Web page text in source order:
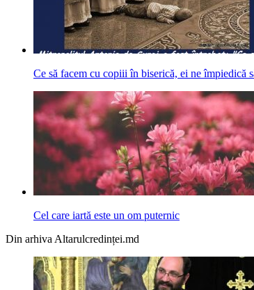
Ce să facem cu copiii în biserică, ei ne împiedică
Cel care iartă este un om puternic
Din arhiva Altarulcredinței.md